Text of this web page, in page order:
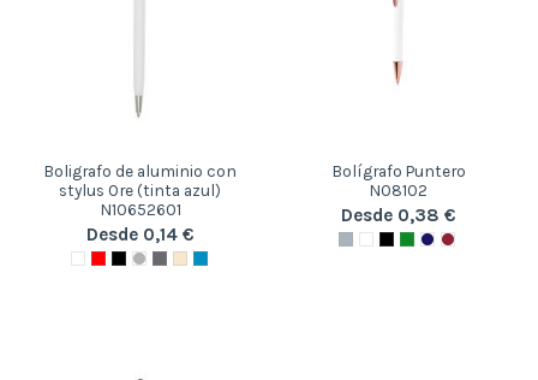
Boligrafo de aluminio con
stylus Ore (tinta azul)
N10652601
Desde 0,14 €
Bolígrafo Puntero
N08102
Desde 0,38 €